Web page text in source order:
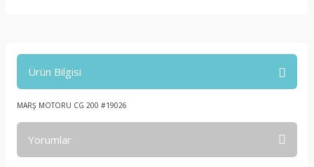
Ürün Bilgisi
MARŞ MOTORU CG 200 #19026
Yorumlar